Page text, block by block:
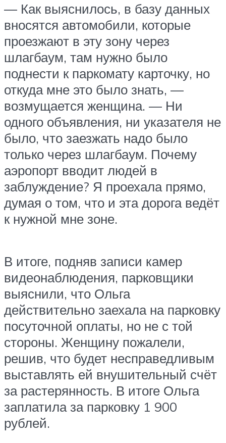
— Как выяснилось, в базу данных
вносятся автомобили, которые
проезжают в эту зону через
шлагбаум, там нужно было
поднести к паркомату карточку, но
откуда мне это было знать, —
возмущается женщина. — Ни
одного объявления, ни указателя не
было, что заезжать надо было
только через шлагбаум. Почему
аэропорт вводит людей в
заблуждение? Я проехала прямо,
думая о том, что и эта дорога ведёт
к нужной мне зоне.
В итоге, подняв записи камер
видеонаблюдения, парковщики
выяснили, что Ольга
действительно заехала на парковку
посуточной оплаты, но не с той
стороны. Женщину пожалели,
решив, что будет несправедливым
выставлять ей внушительный счёт
за растерянность. В итоге Ольга
заплатила за парковку 1 900
рублей.